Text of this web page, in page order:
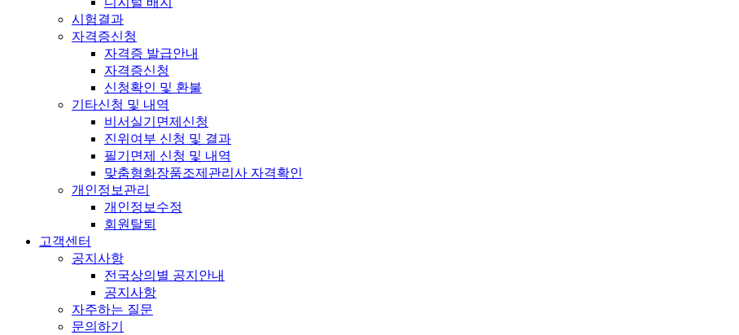
시험결과
자격증신청
자격증 발급안내
자격증신청
신청확인 및 환불
기타신청 및 내역
비서실기면제신청
진위여부 신청 및 결과
필기면제 신청 및 내역
맞춤형화장품조제관리사 자격확인
개인정보관리
개인정보수정
회원탈퇴
고객센터
공지사항
전국상의별 공지안내
공지사항
자주하는 질문
문의하기